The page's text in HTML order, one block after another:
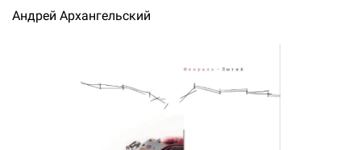
Андрей Архангельский